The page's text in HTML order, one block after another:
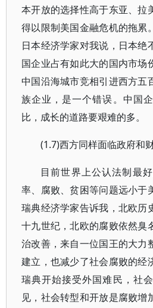
本开放的选择性高于东亚、拉
得以限制美国金融危机的拖累
日本经济学家对我说，日本绝
国企业占有如此大的国内市场
中国沿海城市竞相引进西方五
族企业，是一个错误。中国
比，成长的道路要艰难的多。
(1.7)西方同样面临政府和
目前世界上公认法制最
率、腐败、贫困等问题远小于
瑞典经济学家告诉我，北欧历
十九世纪，北欧的腐败依然臭
治改善，来自一位国王的大力
建立，也减少了社会腐败的经
瑞典开始接受外国难民，社
见，社会转型和开放是腐败增